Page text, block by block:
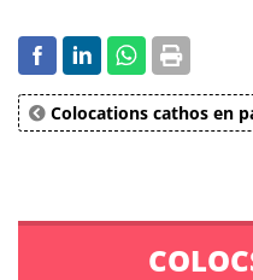
Colocations cathos en